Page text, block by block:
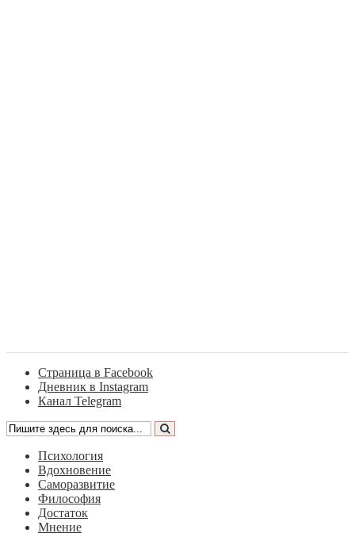
Страница в Facebook
Дневник в Instagram
Канал Telegram
Психология
Вдохновение
Саморазвитие
Философия
Достаток
Мнение